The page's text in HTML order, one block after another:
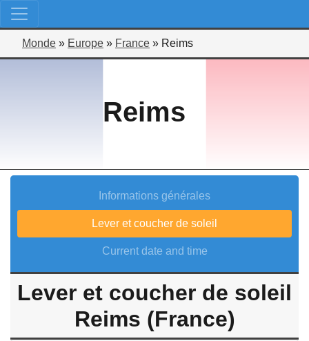
Monde » Europe » France » Reims
Reims
Informations générales
Lever et coucher de soleil
Current date and time
Lever et coucher de soleil
Reims (France)